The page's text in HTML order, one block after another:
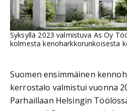
Syksyllä 2023 valmistuva As Oy
kolmesta kenoharkkorunkoisesta
Suomen ensimmäinen
kerrostalo valmistui vuonna
Parhaillaan Helsingin